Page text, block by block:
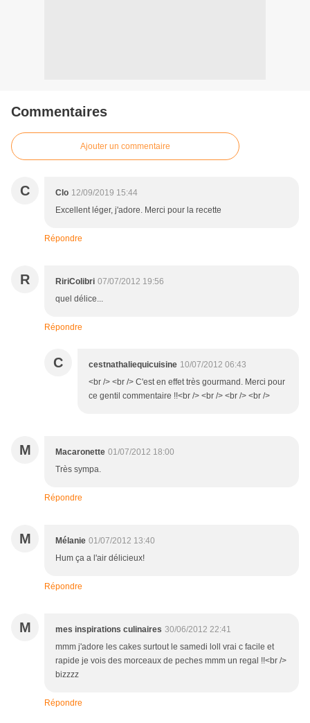
Commentaires
Ajouter un commentaire
C Clo 12/09/2019 15:44
Excellent léger, j'adore. Merci pour la recette
Répondre
R RiriColibri 07/07/2012 19:56
quel délice...
Répondre
C cestnathaliequicuisine 10/07/2012 06:43
<br /> <br /> C'est en effet très gourmand. Merci pour
ce gentil commentaire !!<br /> <br /> <br /> <br />
M Macaronette 01/07/2012 18:00
Très sympa.
Répondre
M Mélanie 01/07/2012 13:40
Hum ça a l'air délicieux!
Répondre
M mes inspirations culinaires 30/06/2012 22:41
mmm j'adore les cakes surtout le samedi loll vrai c facile et
rapide je vois des morceaux de peches mmm un regal !!<br />
bizzzz
Répondre